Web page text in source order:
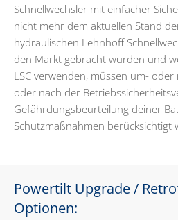
Schnellwechsler mit einfacher
nicht mehr dem aktuellen Stand
hydraulischen Lehnhoff
den Markt gebracht wurden und
LSC verwenden, müssen um-
oder nach der
Gefährdungsbeurteilung deiner
Schutzmaßnahmen berücksichtigt
Powertilt Upgrade /
Optionen: